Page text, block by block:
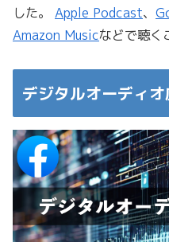
した。 Apple Podcast、
Amazon Musicなどで聴く
デジタルオーディ